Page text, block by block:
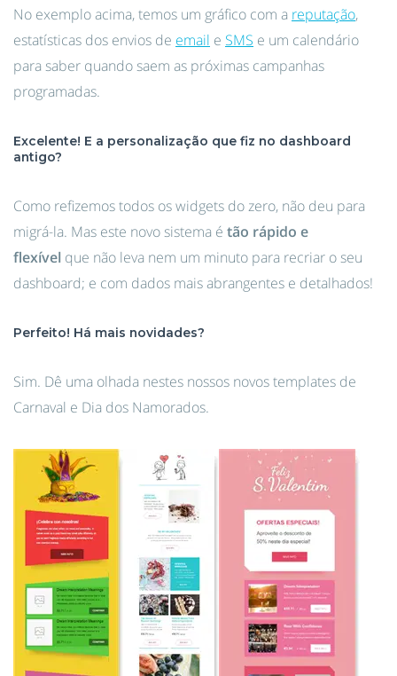
No exemplo acima, temos um gráfico com a reputação,
estatísticas dos envios de email e SMS e um calendário
para saber quando saem as próximas campanhas
programadas.
Excelente! E a personalização que fiz no dashboard
antigo?
Como refizemos todos os widgets do zero, não deu para
migrá-la. Mas este novo sistema é tão rápido e
flexível que não leva nem um minuto para recriar o seu
dashboard; e com dados mais abrangentes e detalhados!
Perfeito! Há mais novidades?
Sim. Dê uma olhada nestes nossos novos templates de
Carnaval e Dia dos Namorados.